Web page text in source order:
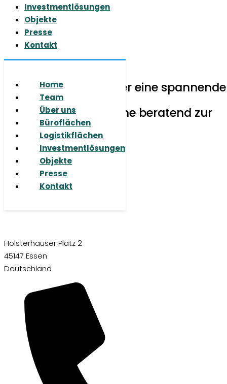
Investmentlösungen
Objekte
Presse
Kontakt
Home
Team
Über uns
Büroflächen
Logistikflächen
Investmentlösungen
Objekte
Presse
Kontakt
Sie haben Fragen oder eine spannende
Aufgabe für uns?
Wir stehen Ihnen gerne beratend zur
Seite.
Holsterhauser Platz 2
45147 Essen
Deutschland